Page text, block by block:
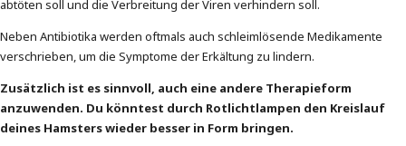
abtöten soll und die Verbreitung der Viren verhindern soll.
Neben Antibiotika werden oftmals auch schleimlösende Medikamente
verschrieben, um die Symptome der Erkältung zu lindern.
Zusätzlich ist es sinnvoll, auch eine andere Therapieform
anzuwenden. Du könntest durch Rotlichtlampen den Kreislauf
deines Hamsters wieder besser in Form bringen.